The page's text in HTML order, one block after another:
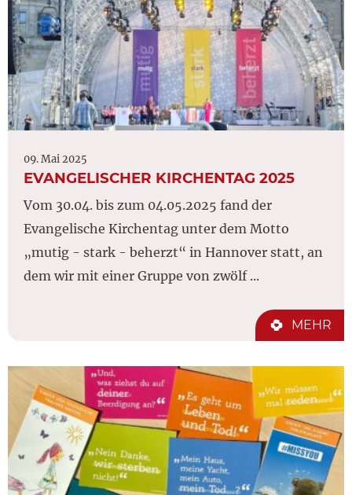
09. Mai 2025
EVANGELISCHER KIRCHENTAG 2025
Vom 30.04. bis zum 04.05.2025 fand der
Evangelische Kirchentag unter dem Motto
„mutig - stark - beherzt“ in Hannover statt, an
dem wir mit einer Gruppe von zwölf ...
MEHR